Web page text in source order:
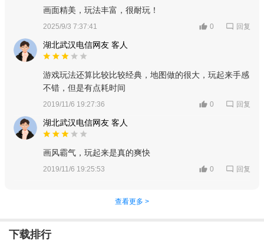
画面精美，玩法丰富，很耐玩！
2025/9/3 7:37:41 0 回复
湖北武汉电信网友 客人
游戏玩法还算比较比较经典，地图做的很大，玩起来手感
不错，但是有点耗时间
2019/11/6 19:27:36 0 回复
湖北武汉电信网友 客人
画风霸气，玩起来是真的爽快
2019/11/6 19:25:53 0 回复
查看更多 >
下载排行